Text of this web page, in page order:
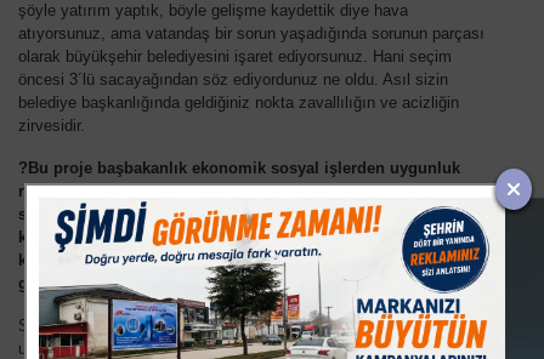
şöyle yatırım yaptık, böyle gelişme kaydettik diye hava
atıyorsunuz, ama vatandaş bir sorun yaşadığında sorunun parçası
olarak büyükşehir belediyesini işaret ediyorsunuz. Hani seçim
öncesi 3´lü sacayağından söz ediyordunuz ne oldu. Asıl sizin
belediye başkanlığında geldiğiniz nokta zavallılığın ve acizliğin
zirvesidir.
?Bu proje başbakanlık ekonomik sosyal işlerden uygunluk
raporu alarak geçti, birilerine sadece gülüyorum ve
seyrediyorum. Sırf şahsımı ve kurumumu yıpratmak ki, bu
kurum 1879 yılından beri şehre hizmet etmiş kurumdur. Ve bu
kurum binlerce öğrenciye burs vermiş, binlerce fakirin yüzünü
güldürmüş kurumdur. ? diyor başkan.
Sayın Başkan, projenizin başbakanlık ekonomik ve sosyal işlerden
uygun raporu almasının, iddia dilen usulsüzlük ve rant meselesi ile